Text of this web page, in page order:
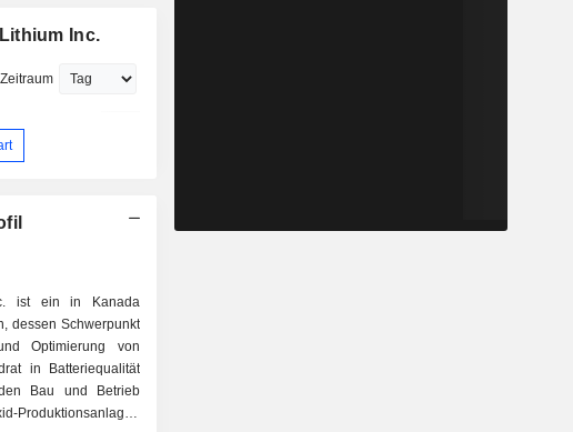
Inc.
Zeitraum
ist ein in Kanada
dessen Schwerpunkt
Optimierung von
in Batteriequalität
Bau und Betrieb
Produktionsanlagen